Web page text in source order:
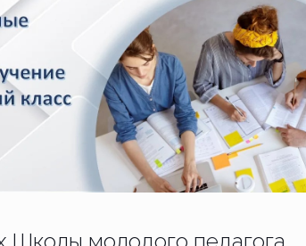
молодого педагога.